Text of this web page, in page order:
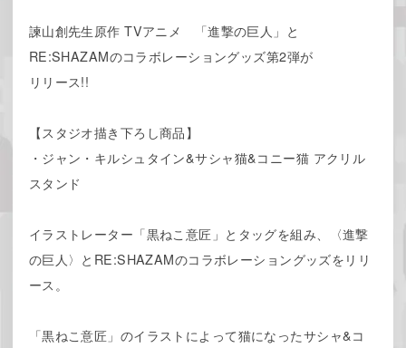
諫山創先生原作 TVアニメ 「進撃の巨人」と
RE:SHAZAMのコラボレーショングッズ第2弾が
リリース!!
【スタジオ描き下ろし商品】
・ジャン・キルシュタイン&サシャ猫&コニー猫 アクリル
スタンド
イラストレーター「黒ねこ意匠」とタッグを組み、〈進撃
の巨人〉とRE:SHAZAMのコラボレーショングッズをリリ
ース。
「黒ねこ意匠」のイラストによって猫になったサシャ&コ